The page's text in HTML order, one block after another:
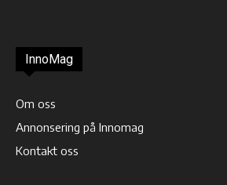
InnoMag
Om oss
Annonsering på Innomag
Kontakt oss